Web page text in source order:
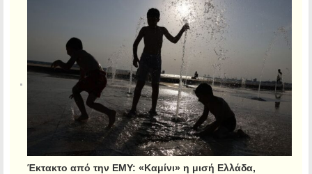
Έκτακτο από την ΕΜΥ: «Καμίνι» η μισή Ελλάδα,